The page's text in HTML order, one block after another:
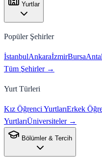
Yurtlar
Popüler Şehirler
İstanbulAnkaraİzmirBursa
Tüm Şehirler →
Yurt Türleri
Kız Öğrenci YurtlarıErkek
YurtlarıÜniversiteler →
Bölümler & Tercih